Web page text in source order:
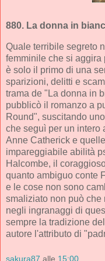
880. La donna in
Quale terribile segreto
femminile che si aggira
è solo il primo di una
sparizioni, delitti e
trama de "La donna in
pubblicò il romanzo a
Round", suscitando
che seguì per un intero
Anne Catherick e
impareggiabile abilità
Halcombe, il
quanto ambiguo conte
e le cose non sono
smaliziato non può
negli ingranaggi di
sempre la tradizione
autore l'attributo di
sakura87 alle 15:00